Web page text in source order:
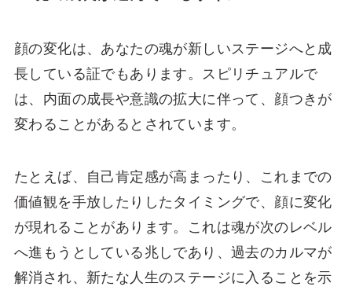
顔の変化は、あなたの魂が新しいステージへと成
長している証でもあります。スピリチュアルで
は、内面の成長や意識の拡大に伴って、顔つきが
変わることがあるとされています。
たとえば、自己肯定感が高まったり、これまでの
価値観を手放したりしたタイミングで、顔に変化
が現れることがあります。これは魂が次のレベル
へ進もうとしている兆しであり、過去のカルマが
解消され、新たな人生のステージに入ることを示